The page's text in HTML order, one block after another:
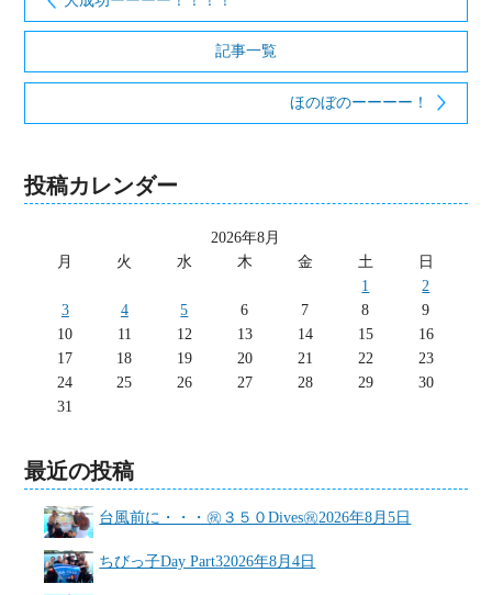
記事一覧
ほのぼのーーーー！
投稿カレンダー
2026年8月
月
火 水 木 金 土
日
1
2
3
4 5 6 7 8
9
10
11 12 13 14 15
16
17
18 19 20 21 22
23
24
25 26 27 28 29
30
31
最近の投稿
台風前に・・・㊗３５０Dives㊗2026年8月5日
ちびっ子Day Part32026年8月4日